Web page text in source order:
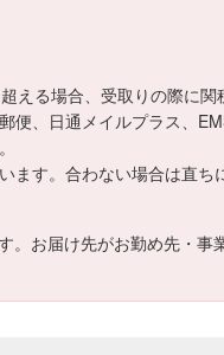
る場合、受取りの際に関
、日通メイルプラス、
す。合わない場合は直ち
。お届け先がお勤め先・